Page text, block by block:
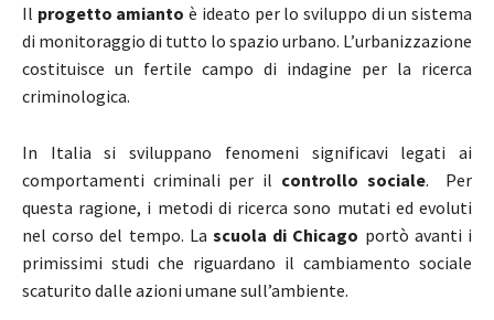
Il progetto amianto è ideato per lo sviluppo di un sistema
di monitoraggio di tutto lo spazio urbano. L’urbanizzazione
costituisce un fertile campo di indagine per la ricerca
criminologica.
In Italia si sviluppano fenomeni significavi legati ai
comportamenti criminali per il controllo sociale. Per
questa ragione, i metodi di ricerca sono mutati ed evoluti
nel corso del tempo. La scuola di Chicago portò avanti i
primissimi studi che riguardano il cambiamento sociale
scaturito dalle azioni umane sull’ambiente.